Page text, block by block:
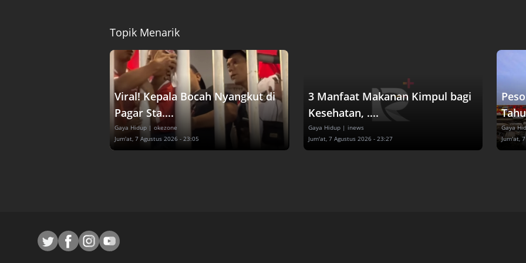
Topik Menarik
Viral! Kepala Bocah Nyangkut di
Pagar Sta....
Gaya Hidup | okezone
Jum'at, 7 Agustus 2026 - 23:05
3 Manfaat Makanan Kimpul bagi
Kesehatan, ....
Gaya Hidup | inews
Jum'at, 7 Agustus 2026 - 23:27
Gaya
Jum'at,